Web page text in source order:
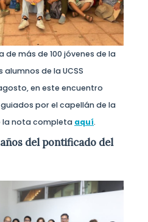
más de 100 jóvenes de la
de la UCSS
en este encuentro
por el capellán de la
la nota completa aquí.
del pontificado del